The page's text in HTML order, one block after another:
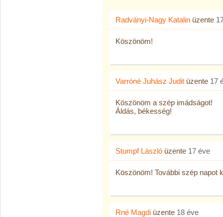
Radványi-Nagy Katalin üzente
Köszönöm!
Varróné Juhász Judit üzente 17
Köszönöm a szép imádságot!
Áldás, békesség!
Stumpf László üzente 17 éve
Köszönöm! További szép napot
Rné Magdi üzente 18 éve